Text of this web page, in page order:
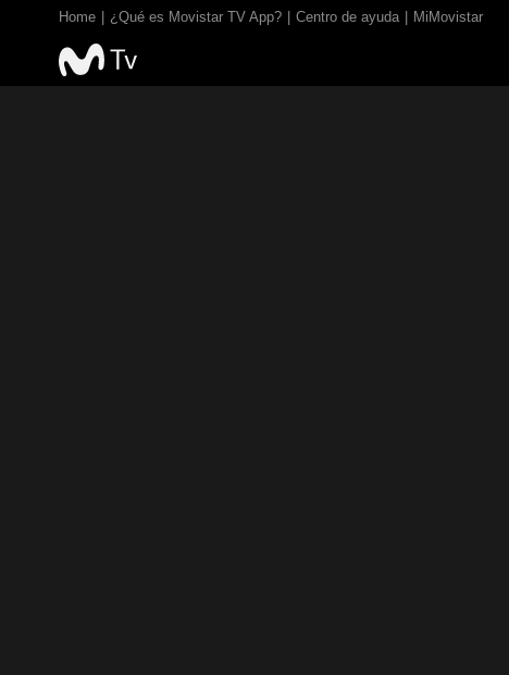
Home ¿Qué es Movistar TV App? Centro de ayuda MiMovistar